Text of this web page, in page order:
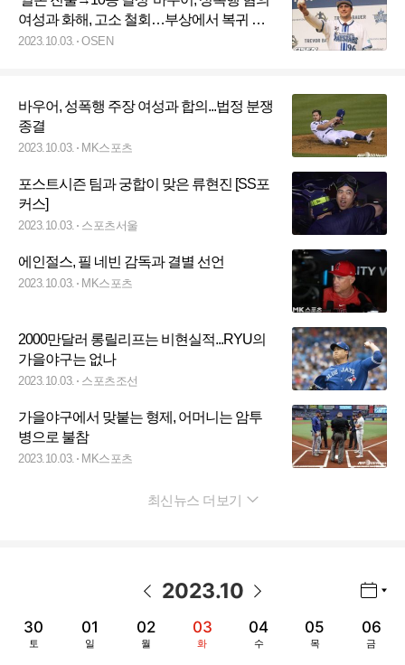
여성과 화해, 고소 철회…부상에서 복귀 시
점은 불투명
2023.10.03. OSEN
바우어, 성폭행 주장 여성과 합의...법정 분쟁
종결
2023.10.03. MK스포츠
포스트시즌 팀과 궁합이 맞은 류현진 [SS포
커스]
2023.10.03. 스포츠서울
에인절스, 필 네빈 감독과 결별 선언
2023.10.03. MK스포츠
2000만달러 롱릴리프는 비현실적...RYU의
가을야구는 없나
2023.10.03. 스포츠조선
가을야구에서 맞붙는 형제, 어머니는 암투
병으로 불참
2023.10.03. MK스포츠
최신뉴스 더보기
2023.10
30
토
01
일
02
월
03
화
04
수
05
목
06
금